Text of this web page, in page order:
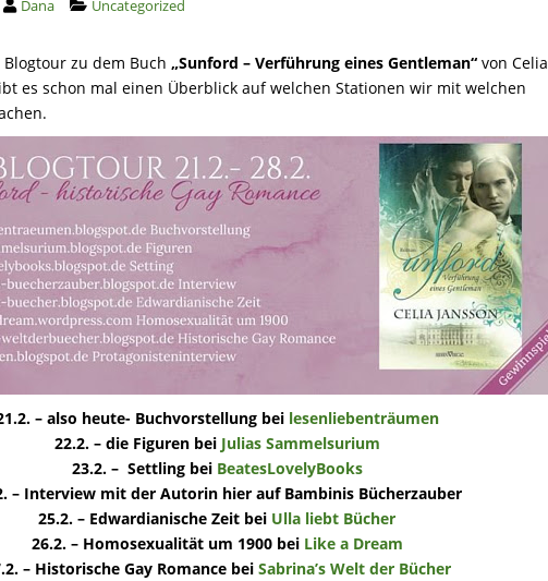
Dana Uncategorized
zu dem Buch „Sunford – Verführung eines Gentleman“ von Celia
es schon mal einen Überblick auf welchen Stationen wir mit welchen
– also heute- Buchvorstellung bei lesenliebenträumen
22.2. – die Figuren bei Julias Sammelsurium
23.2. – Settling bei BeatesLovelyBooks
– Interview mit der Autorin hier auf Bambinis Bücherzauber
25.2. – Edwardianische Zeit bei Ulla liebt Bücher
26.2. – Homosexualität um 1900 bei Like a Dream
– Historische Gay Romance bei Sabrina’s Welt der Bücher